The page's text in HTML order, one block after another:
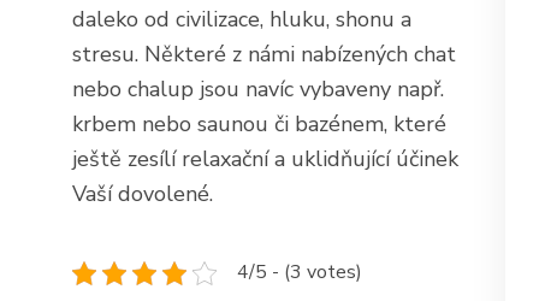
daleko od civilizace, hluku, shonu a
stresu. Některé z námi nabízených chat
nebo chalup jsou navíc vybaveny např.
krbem nebo saunou či bazénem, které
ještě zesílí relaxační a uklidňující účinek
Vaší dovolené.
4/5 - (3 votes)